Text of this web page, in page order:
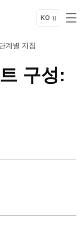
KO
계별 지침
구성: